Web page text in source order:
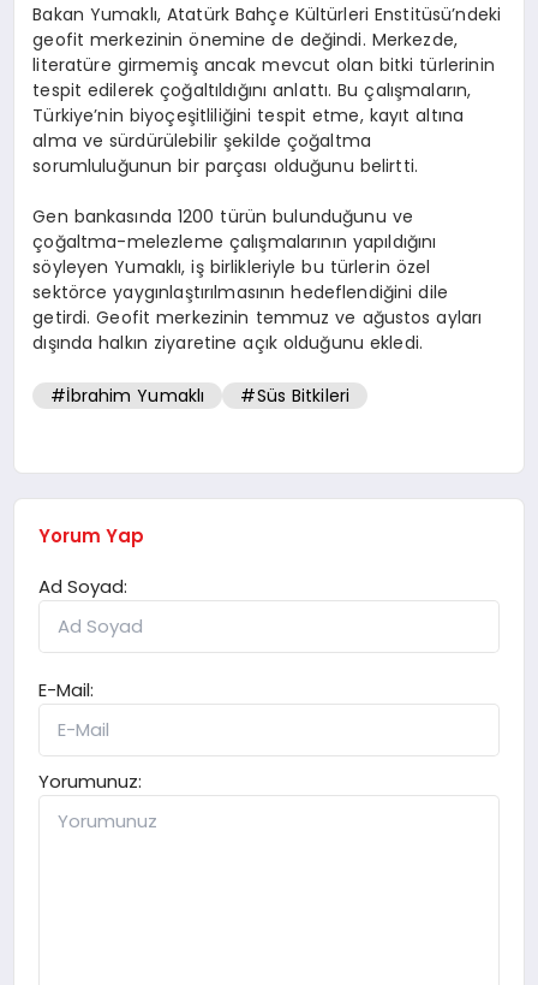
Bakan Yumaklı, Atatürk Bahçe Kültürleri Enstitüsü’ndeki
geofit merkezinin önemine de değindi. Merkezde,
literatüre girmemiş ancak mevcut olan bitki türlerinin
tespit edilerek çoğaltıldığını anlattı. Bu çalışmaların,
Türkiye’nin biyoçeşitliliğini tespit etme, kayıt altına
alma ve sürdürülebilir şekilde çoğaltma
sorumluluğunun bir parçası olduğunu belirtti.
Gen bankasında 1200 türün bulunduğunu ve
çoğaltma-melezleme çalışmalarının yapıldığını
söyleyen Yumaklı, iş birlikleriyle bu türlerin özel
sektörce yaygınlaştırılmasının hedeflendiğini dile
getirdi. Geofit merkezinin temmuz ve ağustos ayları
dışında halkın ziyaretine açık olduğunu ekledi.
#İbrahim Yumaklı #Süs Bitkileri
Yorum Yap
Ad Soyad:
E-Mail:
Yorumunuz: